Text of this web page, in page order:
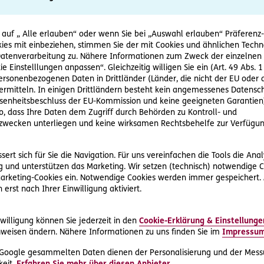
„ Alle erlauben“ oder wenn Sie bei „Auswahl erlauben“
mit einbeziehen, stimmen Sie der mit Cookies und ähnlichen
zu. Nähere Informationen zum Zweck der einzelnen
Einstelllungen anpassen“. Gleichzeitig willigen Sie ein (Art. 49 Abs. 1
Daten in Drittländer (Länder, die nicht der EU oder
In einigen Drittländern besteht kein angemessenes
der EU-Kommission und keine geeigneten
dass Ihre Daten dem Zugriff durch Behörden zu Kontroll- und
unterliegen und keine wirksamen Rechtsbehelfe zur
sich für Sie die Navigation. Für uns vereinfachen die Tools die
und unterstützen das Marketing. Wir setzen (technisch) notwendige
Cookies ein. Notwendige Cookies werden immer
erst nach Ihrer Einwilligung aktiviert.
können Sie jederzeit in den Cookie-Erklärung &
ändern. Nähere Informationen zu uns finden Sie im
gesammelten Daten dienen der Personalisierung und der
Er soll für einen Großkonzern als Subunternehmer
auf eine langfristige Geschäftsverbindung. Der
zur Kartonbeförderung. Auch das Material liefert der
der Abnehmer aber unzufrieden. Die Kartons kommen
Konstruktionsfehlers nahe. Die Anlage kann auch nicht
zurück.
eine Rechnung, die vom Auftraggeber
am Scheitern des Projekts schuld seien. H.s
er sich exakt an die Pläne des Konzerns gehalten hat und
für Gutachten
bei der D.A.S. und klagt mit Hilfe eines D.A.S.
Euro ein. Im Verfahren wird ein technischer
3.100 Euro erlegt. Mit Hilfe des Gutachtens weist Herr H.
Fehlkonstruktion der Anlage nach. Das Gericht entscheidet
zu.
Vertragsstreitigkeiten